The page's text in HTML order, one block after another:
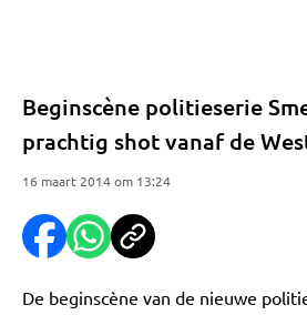
Beginscène politieserie
prachtig shot vanaf de
16 maart 2014 om 13:24
De beginscène van de nieuwe